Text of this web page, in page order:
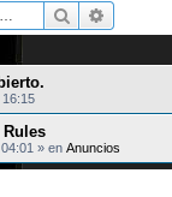
Buscar
» en Anuncios